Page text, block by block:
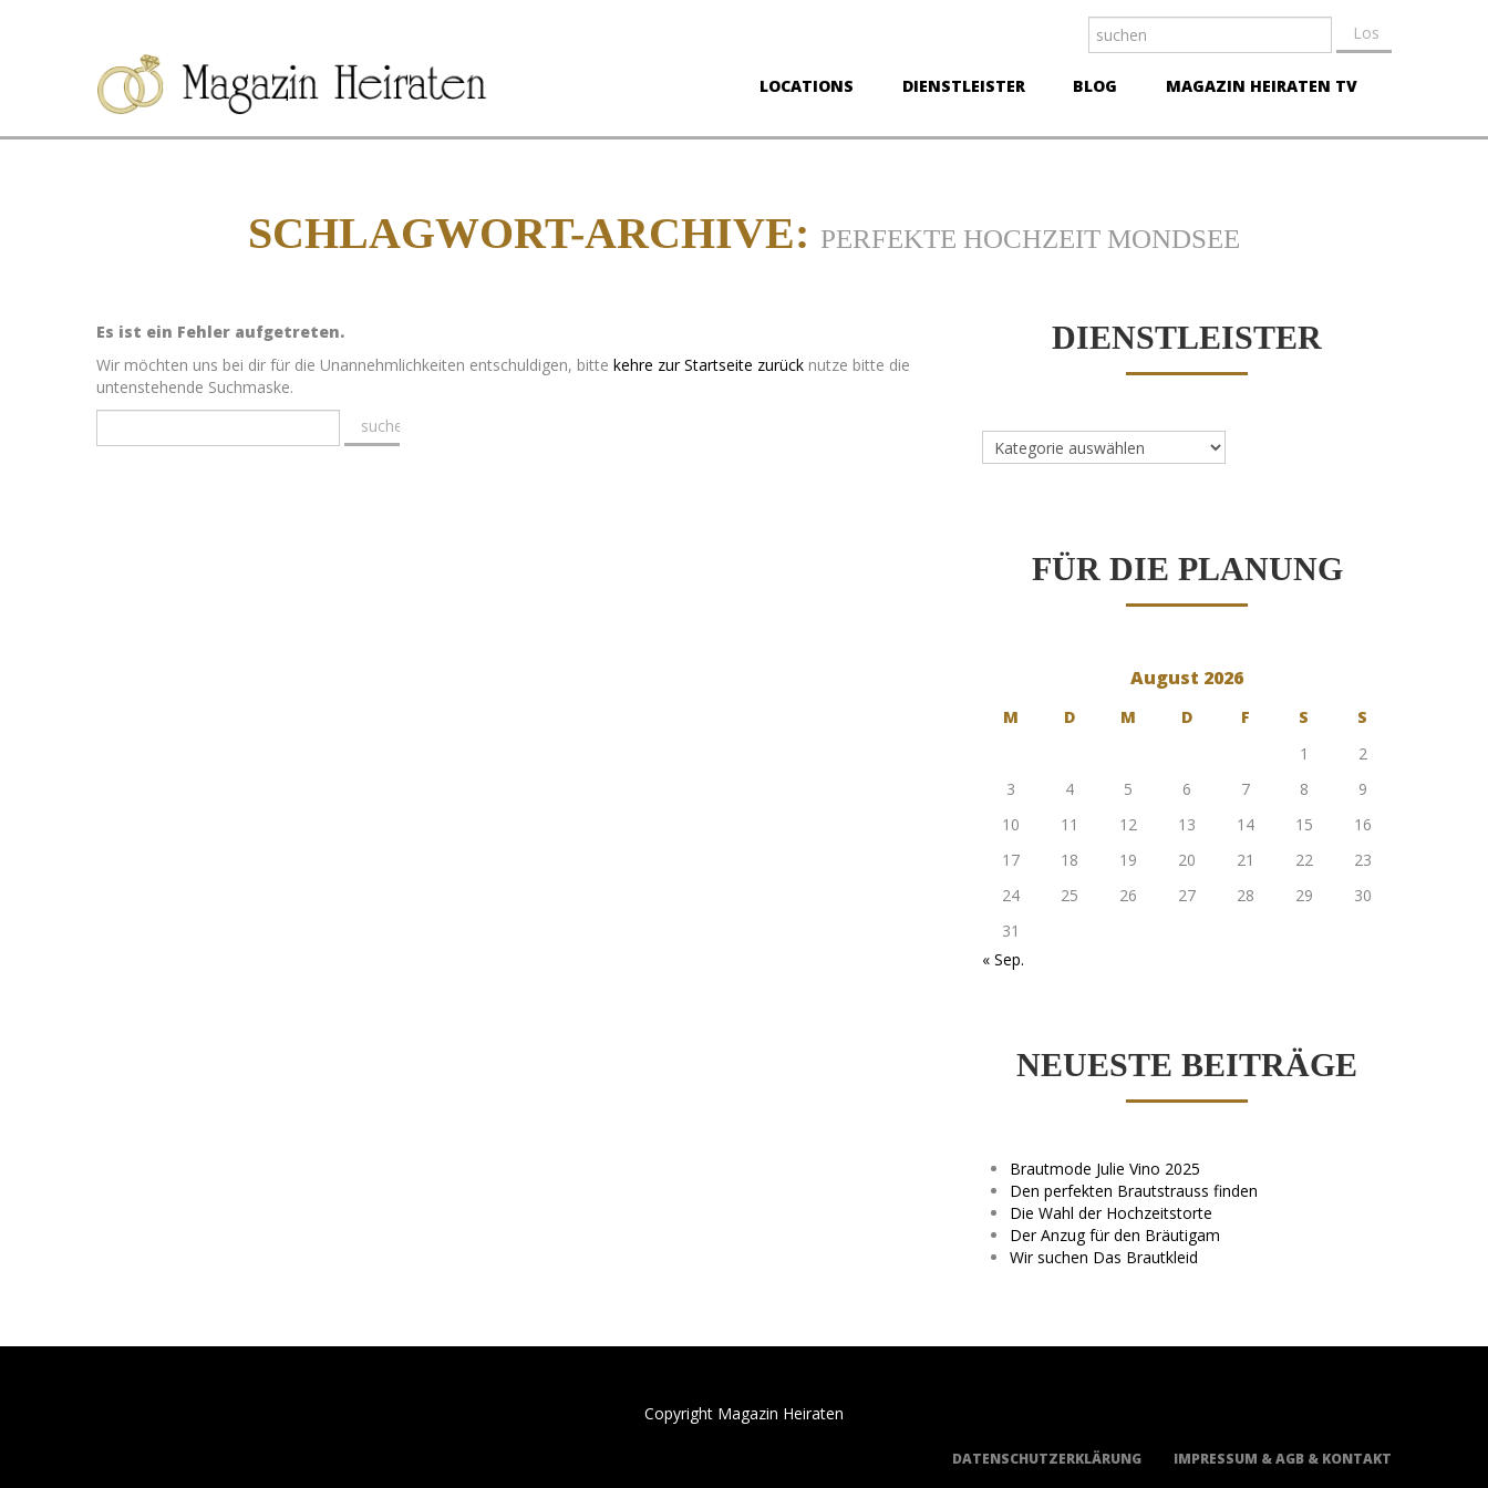
LOCATIONS DIENSTLEISTER BLOG MAGAZIN HEIRATEN TV
SCHLAGWORT-ARCHIVE: PERFEKTE HOCHZEIT MONDSEE
Es ist ein Fehler aufgetreten.
Wir möchten uns bei dir für die Unannehmlichkeiten entschuldigen, bitte kehre zur Startseite zurück nutze bitte die
untenstehende Suchmaske.
DIENSTLEISTER
Dienstleister
FÜR DIE PLANUNG
August 2026
M D M D F S
S
1
2
3
4 5 6 7 8
9
10
11 12 13 14 15
16
17
18 19 20 21 22
23
24
25 26 27 28 29
30
31
« Sep.
NEUESTE BEITRÄGE
Brautmode Julie Vino 2025
Den perfekten Brautstrauss finden
Die Wahl der Hochzeitstorte
Der Anzug für den Bräutigam
Wir suchen Das Brautkleid
Copyright Magazin Heiraten
DATENSCHUTZERKLÄRUNG IMPRESSUM & AGB & KONTAKT